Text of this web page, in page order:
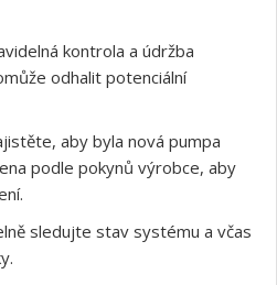
kontrola a údržba
odhalit potenciální
aby byla nová pumpa
podle pokynů výrobce, aby
sledujte stav systému a včas